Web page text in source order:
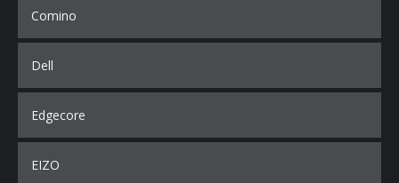
Comino
Dell
Edgecore
EIZO